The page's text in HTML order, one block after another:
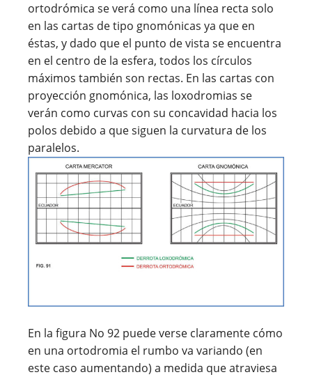
ortodrómica se verá como una línea recta solo
en las cartas de tipo gnomónicas ya que en
éstas, y dado que el punto de vista se encuentra
en el centro de la esfera, todos los círculos
máximos también son rectas. En las cartas con
proyección gnomónica, las loxodromias se
verán como curvas con su concavidad hacia los
polos debido a que siguen la curvatura de los
paralelos.
En la figura No 92 puede verse claramente cómo
en una ortodromia el rumbo va variando (en
este caso aumentando) a medida que atraviesa